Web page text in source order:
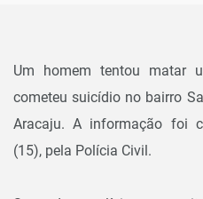
Um homem tentou matar
cometeu suicídio no bairro
Aracaju. A informação foi
(15), pela Polícia Civil.